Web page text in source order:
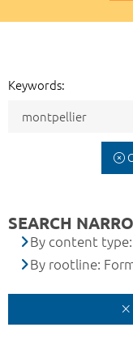
Keywords:
SEARCH
By content type:
By rootline: